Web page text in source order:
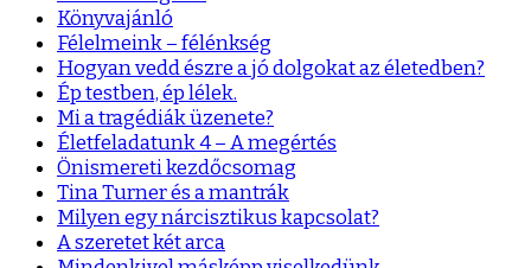
Könyvajánló
Félelmeink – félénkség
Hogyan vedd észre a jó dolgokat az életedben?
Ép testben, ép lélek.
Mi a tragédiák üzenete?
Életfeladatunk 4 – A megértés
Önismereti kezdőcsomag
Tina Turner és a mantrák
Milyen egy nárcisztikus kapcsolat?
A szeretet két arca